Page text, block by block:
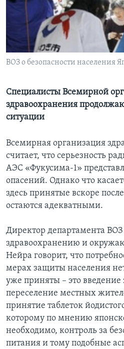
Learning English
СОЦИАЛЬНЫЕ СЕТИ
Языки
ВОЗ о безопасности населения
Специалисты Всемирной
здравоохранения
ситуации
Всемирная организация
считает, что серьезность
АЭС «Фукусима-1»
опасений. Однако что
здесь принятые вскоре
остаются адекватными.
Директор департамента
здравоохранению и
Нейра говорит, что
мерах защиты населения
уже приняты – это
переселение местных
принятие таблеток
которому по мнению
необходимо, контроль за
питания и тому подобные